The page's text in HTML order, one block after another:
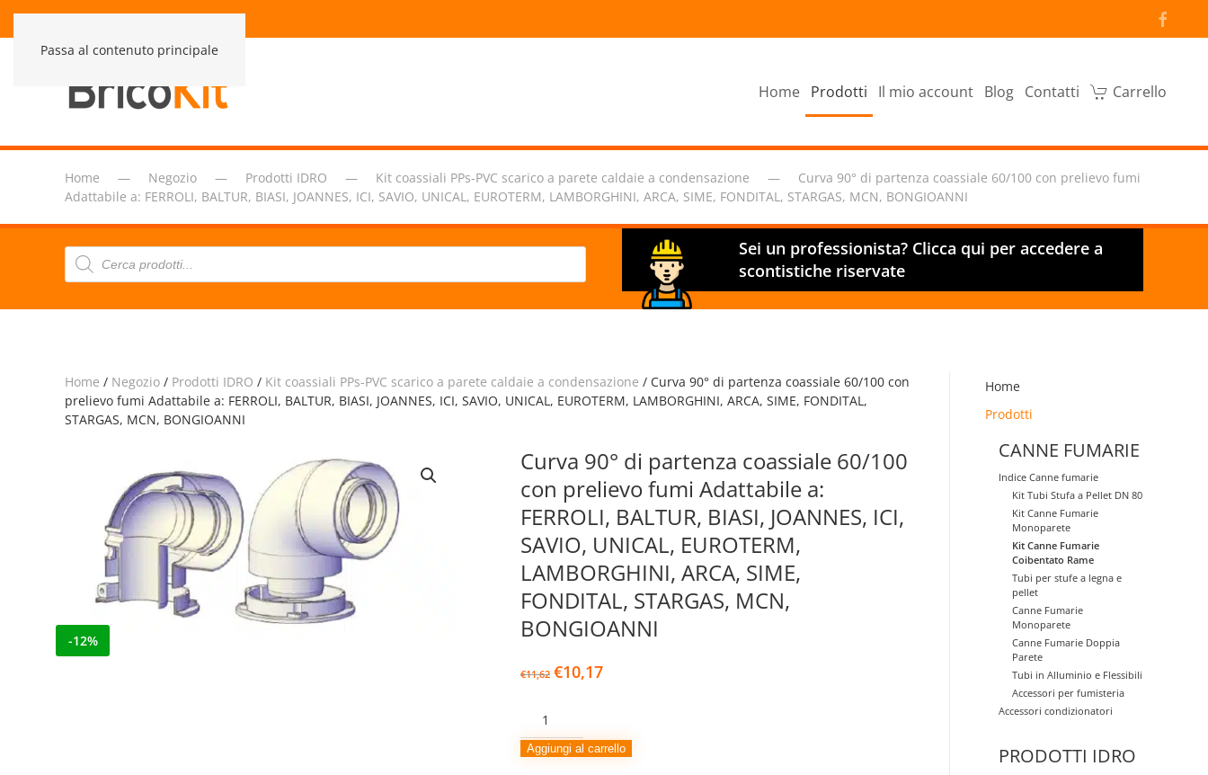
Passa al contenuto principale
Home Prodotti Il mio account Blog Contatti Carrello
Home Negozio Prodotti IDRO Kit coassiali PPs-PVC scarico a parete caldaie a condensazione
Curva 90° di partenza coassiale 60/100 con prelievo fumi
Adattabile a: FERROLI, BALTUR, BIASI, JOANNES, ICI, SAVIO, UNICAL, EUROTERM, LAMBORGHINI, ARCA, SIME, FONDITAL, STARGAS, MCN, BONGIOANNI
Products
search
Sei un professionista? Clicca qui per accedere a
scontistiche riservate
Home / Negozio / Prodotti IDRO / Kit coassiali PPs-PVC scarico a parete caldaie a condensazione / Curva 90° di partenza coassiale 60/100 con
prelievo fumi Adattabile a: FERROLI, BALTUR, BIASI, JOANNES, ICI, SAVIO, UNICAL, EUROTERM, LAMBORGHINI, ARCA, SIME, FONDITAL,
STARGAS, MCN, BONGIOANNI
-12%
Curva 90° di partenza coassiale 60/100
con prelievo fumi Adattabile a:
FERROLI, BALTUR, BIASI, JOANNES, ICI,
SAVIO, UNICAL, EUROTERM,
LAMBORGHINI, ARCA, SIME,
FONDITAL, STARGAS, MCN,
BONGIOANNI
€11,62 Il
€11,62.
€10,17Il
€10,17.
di
Aggiungi al carrello
Home
Prodotti
CANNE FUMARIE
Indice Canne fumarie
Kit Tubi Stufa a Pellet DN 80
Kit Canne Fumarie
Monoparete
Kit Canne Fumarie
Coibentato Rame
Tubi per stufe a legna e
pellet
Canne Fumarie
Monoparete
Canne Fumarie Doppia
Parete
Tubi in Alluminio e Flessibili
Accessori per fumisteria
Accessori condizionatori
PRODOTTI IDRO